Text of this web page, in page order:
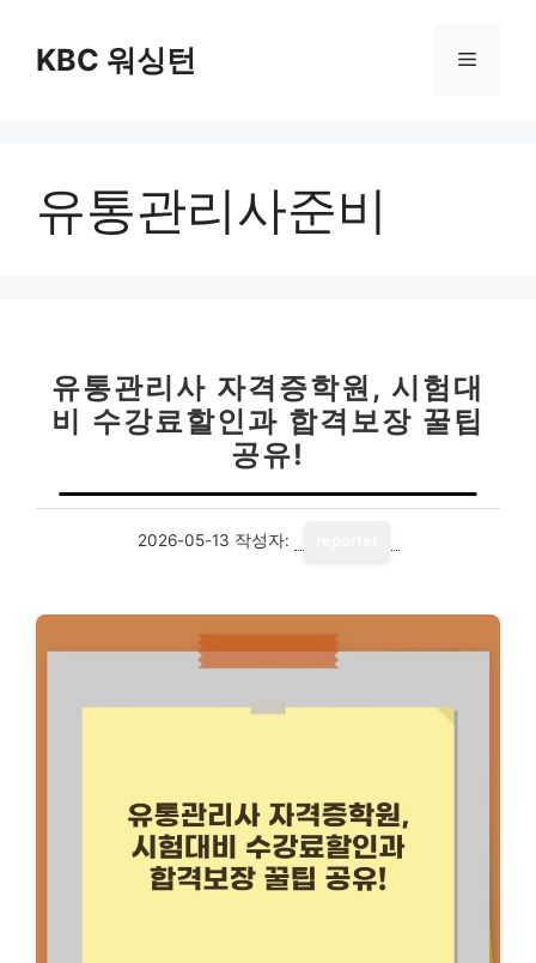
KBC 워싱턴 메
유통관리사준비
유통관리사 자격증학원, 시험대
비 수강료할인과 합격보장 꿀팁
공유!
2026-05-13 작성자: